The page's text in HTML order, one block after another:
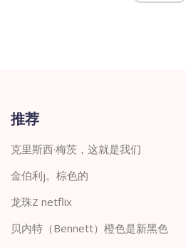
推荐
克里斯西·梅茨，这就是我们
金伯利j。棕色的
龙珠Z netflix
贝内特（Bennett）橙色是新黑色